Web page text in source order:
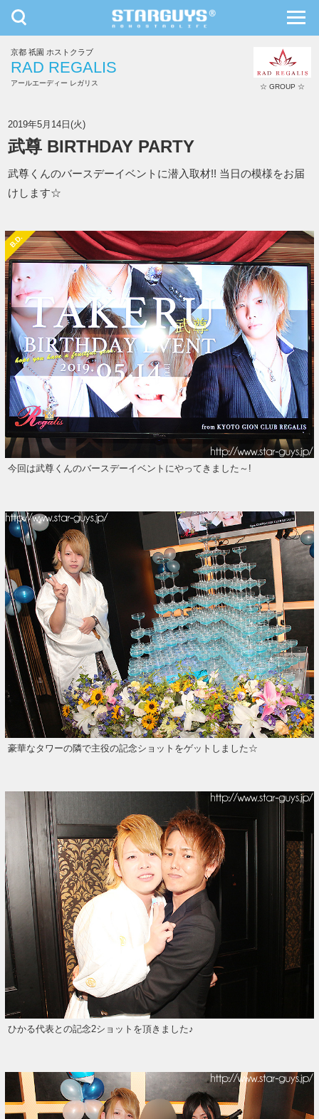
九州・沖縄 北海道・東北
toggle
navigation
京都 祇園 ホストクラブ
RAD REGALIS
アールエーディー レガリス ☆ GROUP ☆
2019年5月14日(火)
武尊 BIRTHDAY PARTY
武尊くんのバースデーイベントに潜入取材!! 当日の模様をお届
けします☆
B.D.
今回は武尊くんのバースデーイベントにやってきました～!
豪華なタワーの隣で主役の記念ショットをゲットしました☆
ひかる代表との記念2ショットを頂きました♪